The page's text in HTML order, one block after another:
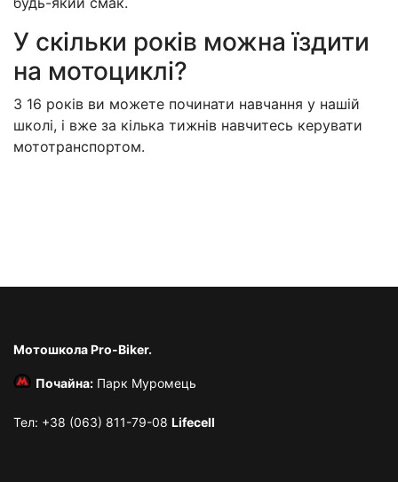
У скільки років можна їздити
на мотоциклі?
З 16 років ви можете починати навчання у нашій
школі, і вже за кілька тижнів навчитесь керувати
мототранспортом.
Мотошкола Pro-Biker.
Почайна: Парк Муромець
Тел: +38 (063) 811-79-08 Lifecell